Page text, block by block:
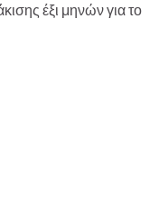
έξι μηνών για το